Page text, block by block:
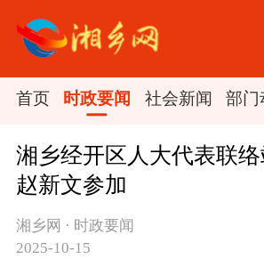
首页 时政要闻 社会新闻 部门
湘乡经开区人大代表联
赵新文参加
湘乡网 · 时政要闻
2025-10-15